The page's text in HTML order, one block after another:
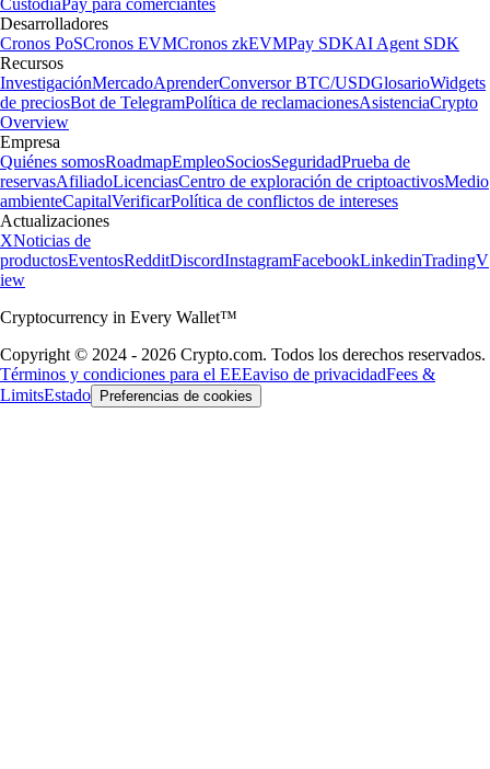
Custodia Pay para comerciantes
Desarrolladores
Cronos PoSCronos EVMCronos zkEVMPay SDKAI Agent SDK
Recursos
InvestigaciónMercadoAprenderConversor BTC/USDGlosarioWidgets
de preciosBot de TelegramPolítica de reclamacionesAsistenciaCrypto
Overview
Empresa
Quiénes somosRoadmapEmpleoSociosSeguridadPrueba de
reservasAfiliadoLicenciasCentro de exploración de criptoactivosMedio
ambienteCapitalVerificarPolítica de conflictos de intereses
Actualizaciones
XNoticias de
productosEventosRedditDiscordInstagramFacebookLinkedinTradingV
iew
Cryptocurrency in Every Wallet™
Copyright © 2024 - 2026 Crypto.com. Todos los derechos reservados.
Términos y condiciones para el EEEaviso de privacidadFees &
LimitsEstado Preferencias de cookies